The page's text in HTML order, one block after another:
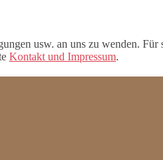
usw. an uns zu wenden.
Kontakt und Impressum.